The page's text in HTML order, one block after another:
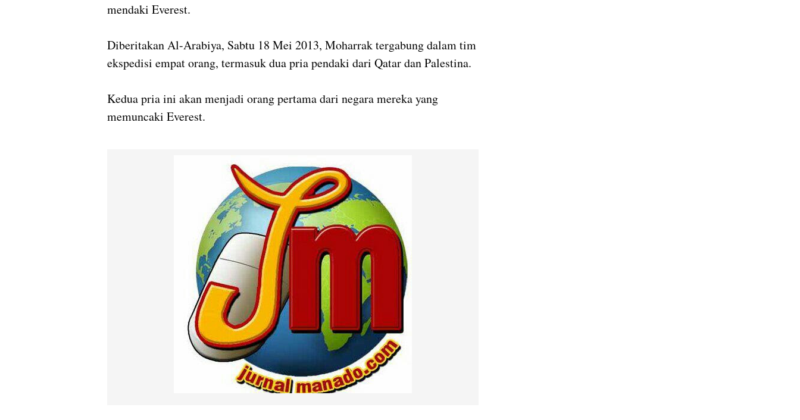
mendaki Everest.
DiberitakanAl-Arabiya, Sabtu 18 Mei 2013, Moharrak tergabung dalam tim
ekspedisi empat orang, termasuk dua pria pendaki dari Qatar dan Palestina.
Kedua pria ini akan menjadi orang pertama dari negara mereka yang
memuncaki Everest.